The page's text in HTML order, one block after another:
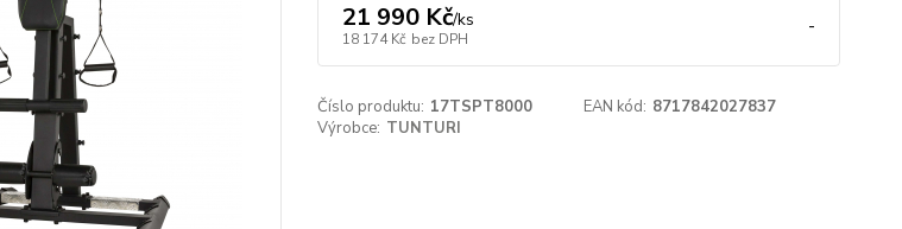
21 990 Kč/ks
18 174 Kč bez DPH -
Číslo produktu: 17TSPT8000 EAN kód: 8717842027837
Výrobce: TUNTURI